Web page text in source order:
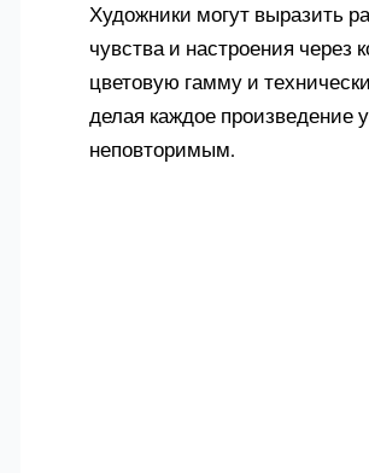
Художники могут выразить
чувства и настроения через
цветовую гамму и
делая каждое произведение
неповторимым.